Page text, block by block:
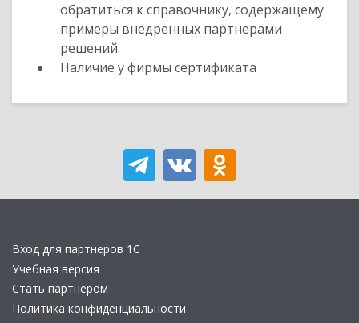
обратиться к справочнику, содержащему
примеры внедренных партнерами
решений.
Наличие у фирмы сертификата
Вход для партнеров 1С
Учебная версия
Стать партнером
Политика конфиденциальности